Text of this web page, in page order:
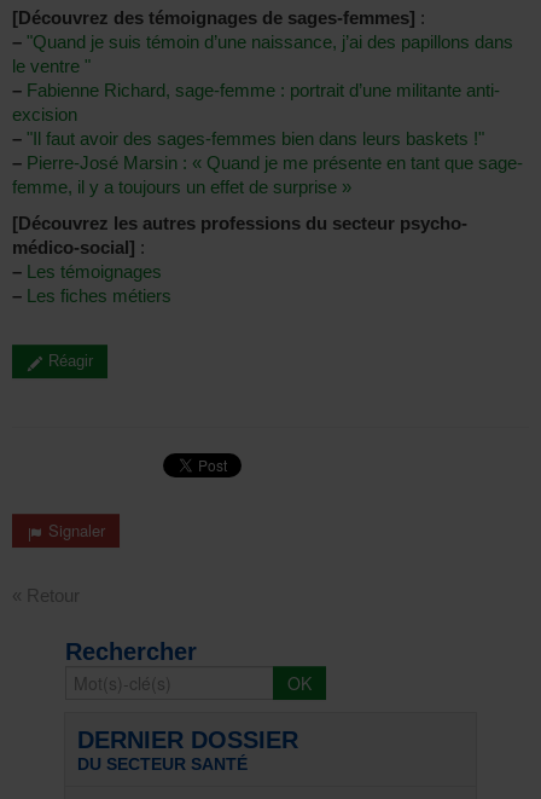
[Découvrez des témoignages de sages-femmes] :
– "Quand je suis témoin d’une naissance, j’ai des papillons dans
le ventre "
– Fabienne Richard, sage-femme : portrait d’une militante anti-
excision
– "Il faut avoir des sages-femmes bien dans leurs baskets !"
– Pierre-José Marsin : « Quand je me présente en tant que sage-
femme, il y a toujours un effet de surprise »
[Découvrez les autres professions du secteur psycho-
médico-social] :
– Les témoignages
– Les fiches métiers
Réagir
Signaler
« Retour
Rechercher
DERNIER DOSSIER
DU SECTEUR SANTÉ